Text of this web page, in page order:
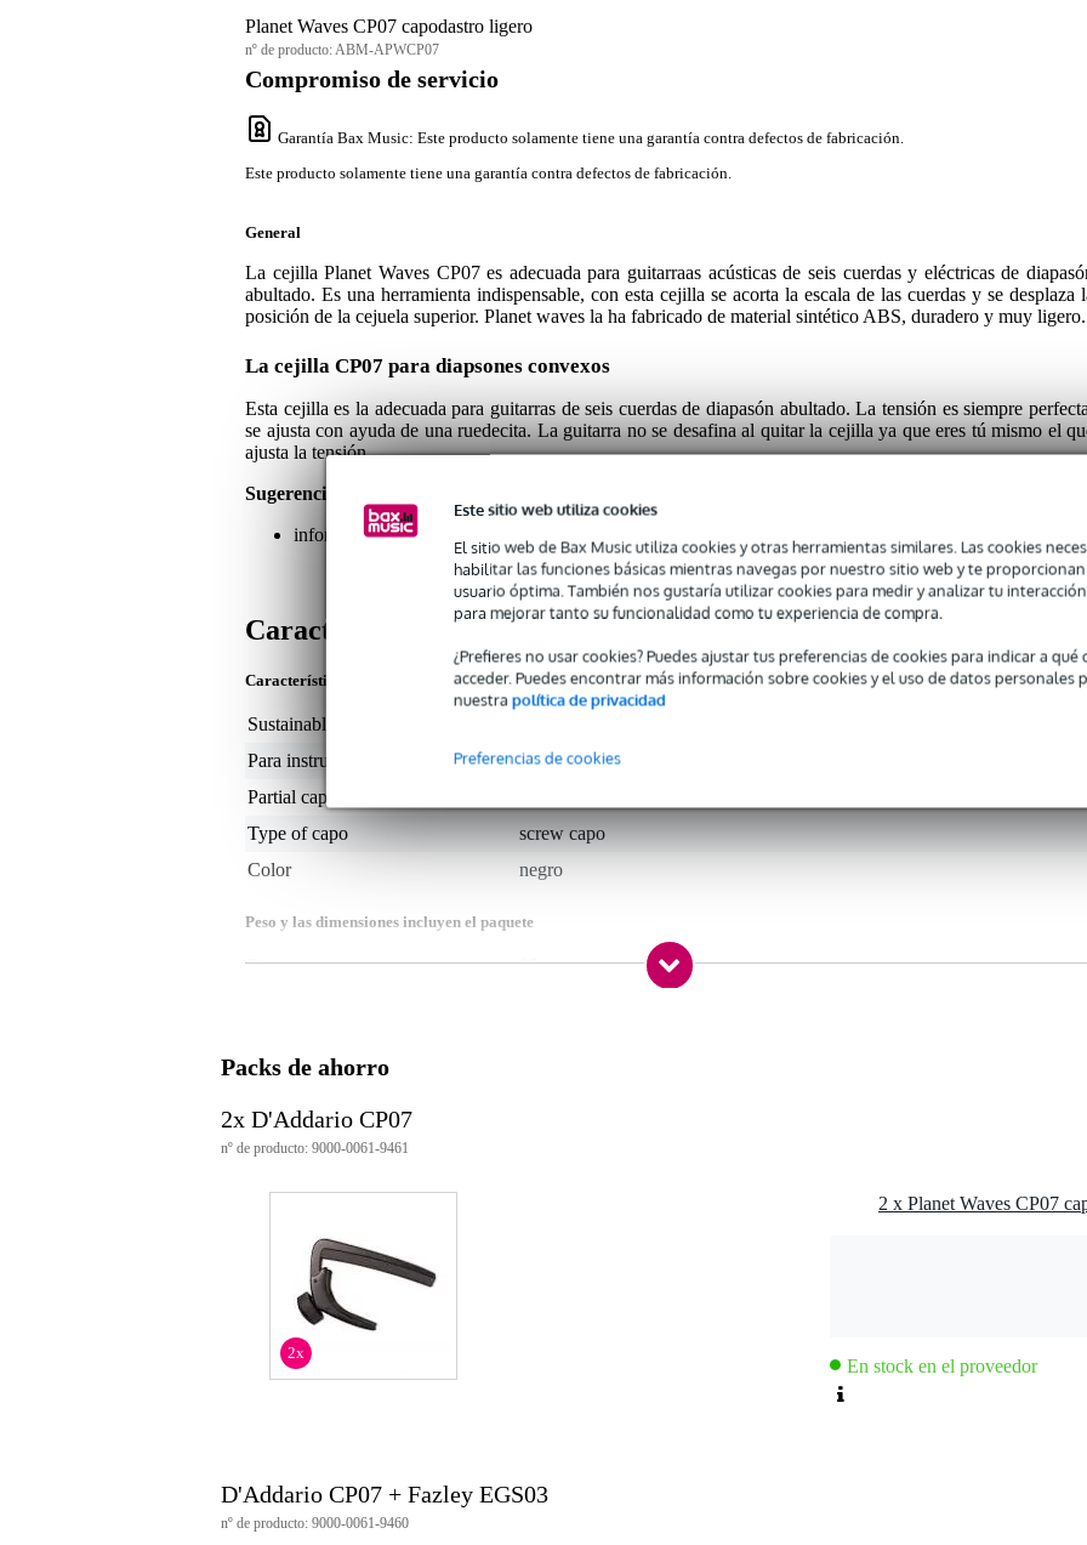
Este sitio web utiliza cookies
El sitio web de Bax Music utiliza cookies y otras herramientas similares. Las cookies
habilitar las funciones básicas mientras navegas por nuestro sitio web y te
usuario óptima. También nos gustaría utilizar cookies para medir y analizar tu
para mejorar tanto su funcionalidad como tu experiencia de compra.
¿Prefieres no usar cookies? Puedes ajustar tus preferencias de cookies para indicar a
acceder. Puedes encontrar más información sobre cookies y el uso de datos personales
nuestra política de privacidad
Preferencias de cookies
Planet Waves CP07 capodastro ligero
nº de producto:ABM-APWCP07
Compromiso de servicio
Garantía Bax Music: Este producto solamente tiene una garantía contra defectos de fabricación.
Este producto solamente tiene una garantía contra defectos de fabricación.
General
La cejilla Planet Waves CP07 es adecuada para guitarraas acústicas de seis cuerdas y eléctricas de
abultado. Es una herramienta indispensable, con esta cejilla se acorta la escala de las cuerdas y se desplaza
posición de la cejuela superior. Planet waves la ha fabricado de material sintético ABS, duradero y muy ligero.
La cejilla CP07 para diapsones convexos
Esta cejilla es la adecuada para guitarras de seis cuerdas de diapasón abultado. La tensión es siempre
se ajusta con ayuda de una ruedecita. La guitarra no se desafina al quitar la cejilla ya que eres tú mismo el
ajusta la tensión.
Sugerencias o comentarios sobre este producto
información adicional: esta cejilla CP07 no es adecuada para guitarras de 12 cuerdas
Características
Características del producto
Sustainable product
Para instrumento de cuerda
guitarra western, guitarra eléctrica
Partial capo
Type of capo
screw capo
Color
negro
Peso y las dimensiones incluyen el paquete
Peso(incluyendo el paquete)
85 gr
Características del producto
para guitarras acústicas y eléctricas de diapasón convexo
para guitarras de 6 cuerdas
se acopla con tan solo una mano
queda bien acoplada en el mástil, consigue buenos acordes barre
color: negro
Packs de ahorro
2x D'Addario CP07
nº de producto: 9000-0061-9461
2x
2 x Planet Waves CP07
En stock en el proveedor
D'Addario CP07 + Fazley EGS03
nº de producto: 9000-0061-9460